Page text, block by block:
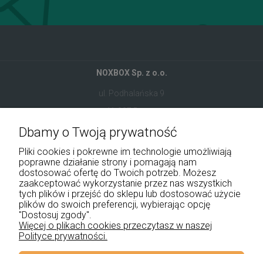
NOXBOX Sp. z o.o.
ul. Podhalańska 9
41-907 Bytom
+48 534 555 344
sklep@noxbox.pl
Pomoc
Płatności i dostawa
Dbamy o Twoją prywatność
Pliki cookies i pokrewne im technologie umożliwiają
poprawne działanie strony i pomagają nam
dostosować ofertę do Twoich potrzeb. Możesz
zaakceptować wykorzystanie przez nas wszystkich
tych plików i przejść do sklepu lub dostosować użycie
plików do swoich preferencji, wybierając opcję
"Dostosuj zgody".
Więcej o plikach cookies przeczytasz w naszej
Polityce prywatności.